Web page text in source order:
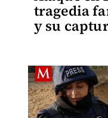
tragedia
y su